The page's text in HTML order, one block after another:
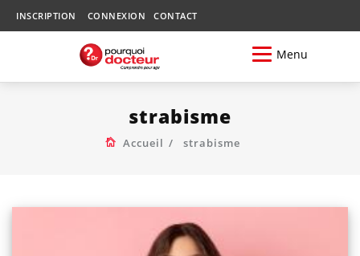
INSCRIPTION CONNEXION CONTACT
Menu
strabisme
Accueil strabisme